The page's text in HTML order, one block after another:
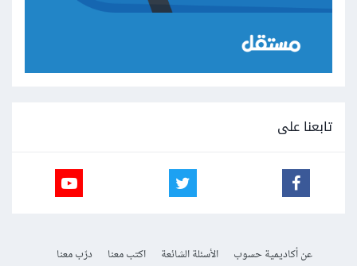
تابعنا على
عن أكاديمية حسوب الأسئلة الشائعة اكتب معنا
درّب معنا